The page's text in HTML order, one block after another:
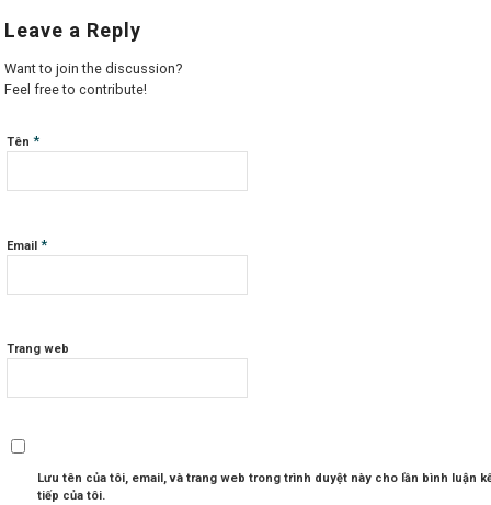
Leave a Reply
Want to join the discussion?
Feel free to contribute!
Tên*
Email*
Trang web
Lưu tên của tôi, email, và trang web trong trình duyệt này cho lần bình luận
tiếp của tôi.